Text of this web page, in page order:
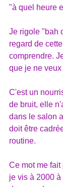
"à quel heure
Je rigole "bah
regard de
comprendre.
que je ne
C'est un
de bruit, elle
dans le salon
doit être
routine.
Ce mot me fait
je vis à 2000